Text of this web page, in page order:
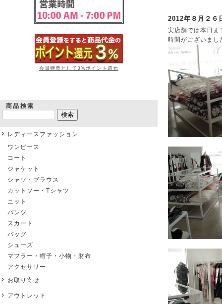
会員特典として3%ポイント還元
商品検索
レディースファッション
ワンピース
コート
ジャケット
シャツ・ブラウス
カットソー・Tシャツ
ニット
パンツ
スカート
バッグ
シューズ
マフラー・帽子・小物・財布
アクセサリー
お取り寄せ
アウトレット
2012年８月２６
実店舗では本日ま
時間がございまし